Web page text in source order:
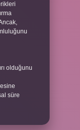
olduğunu
süre